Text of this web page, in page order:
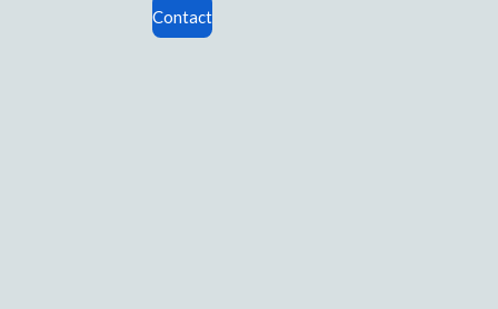
Contact